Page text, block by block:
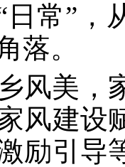
日常”，
落。
美，家
风建设
励引导